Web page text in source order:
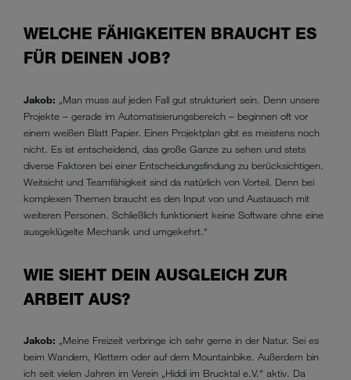
WELCHE FÄHIGKEITEN BRAUCHT ES
FÜR DEINEN JOB?
Jakob: „Man muss auf jeden Fall gut strukturiert sein. Denn unsere
Projekte – gerade im Automatisierungsbereich – beginnen oft vor
einem weißen Blatt Papier. Einen Projektplan gibt es meistens noch
nicht. Es ist entscheidend, das große Ganze zu sehen und stets
diverse Faktoren bei einer Entscheidungsfindung zu berücksichtigen.
Weitsicht und Teamfähigkeit sind da natürlich von Vorteil. Denn bei
komplexen Themen braucht es den Input von und Austausch mit
weiteren Personen. Schließlich funktioniert keine Software ohne eine
ausgeklügelte Mechanik und umgekehrt.“
WIE SIEHT DEIN AUSGLEICH ZUR
ARBEIT AUS?
Jakob: „Meine Freizeit verbringe ich sehr gerne in der Natur. Sei es
beim Wandern, Klettern oder auf dem Mountainbike. Außerdem bin
ich seit vielen Jahren im Verein „Hiddi im Brucktal e.V.“ aktiv. Da